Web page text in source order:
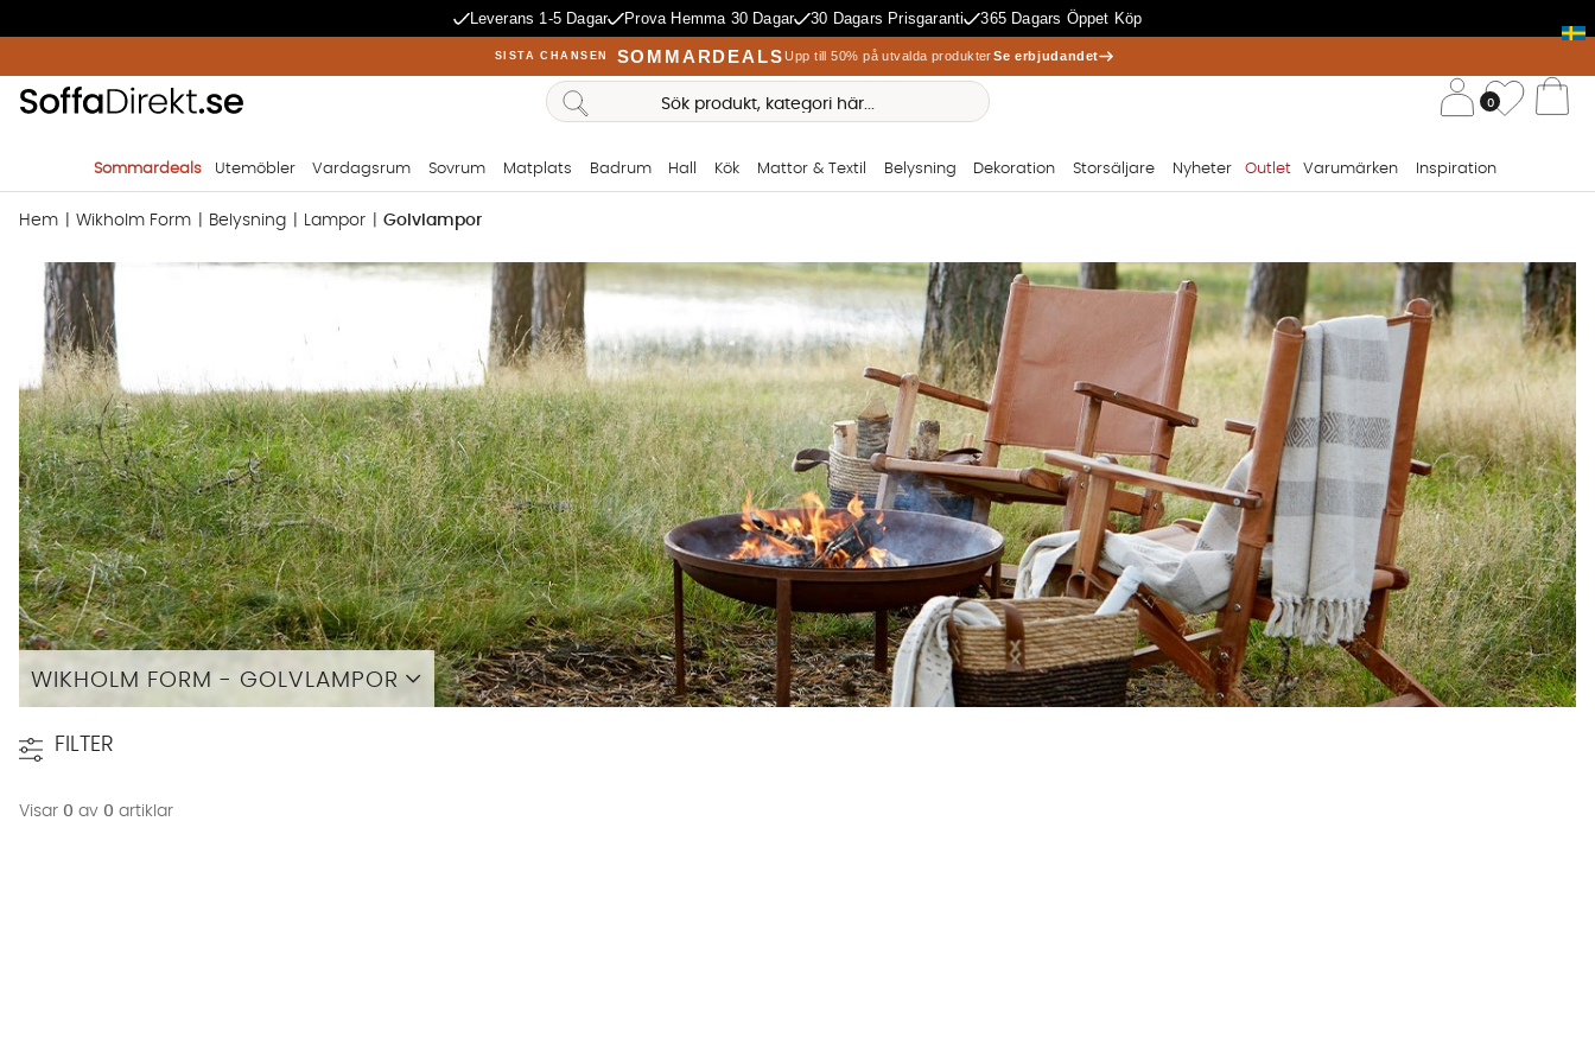
Leverans 1-5 Dagar Prova Hemma 30 Dagar 30 Dagars Prisgaranti 365 Dagars Öppet Köp
SISTA CHANSEN SOMMARDEALSUpp till 50% på utvalda produkterSe erbjudandet
0
Sommardeals Utemöbler Vardagsrum Sovrum Matplats Badrum Hall Kök Mattor & Textil Belysning Dekoration Storsäljare Nyheter Outlet Varumärken Inspiration
Hem Wikholm Form Belysning Lampor Golvlampor
WIKHOLM FORM - GOLVLAMPOR
FILTER
Visar 0 av 0 artiklar